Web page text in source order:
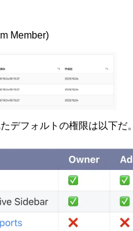
Member)
デフォルトの権限は以下だ。